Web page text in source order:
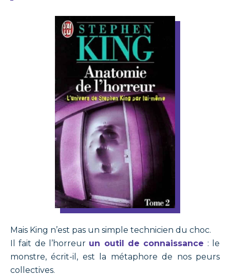
Mais King n’est pas un simple technicien du choc.
Il fait de l’horreur un outil de connaissance : le
monstre, écrit-il, est la métaphore de nos peurs
collectives.